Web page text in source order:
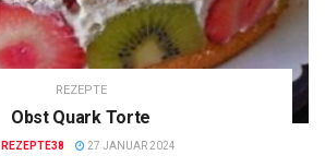
REZEPTE
Obst Quark Torte
REZEPTE38 27 JANUAR 2024